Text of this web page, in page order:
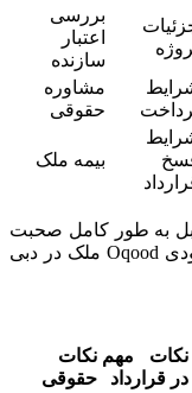
بررسی
اعتبار
سازنده
مشاوره
حقوقی
بیمه ملک
به طور کامل صحبت
کردیم، اگر هنوز اطلاعاتی درمورد سند عقودی Oqood ملک در دبی
نکات مهم
در قرارداد
نکات
حقوقی